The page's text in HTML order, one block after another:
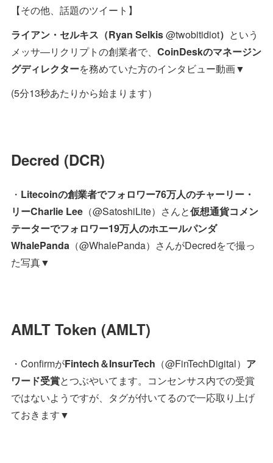
【その他、話題のツイート】
ライアン・セルキス（Ryan Selkis@twobitidiot） という
メッサ―リクリプトの創業者で、 CoinDeskのマネージン
グディレクターを務めていた方のインタビュー動画▼
(5分13秒あたりから始まります）
Decred (DCR)
・ Litecoinの創業者でフォロワー76万人のチャーリー・
リーCharlie Lee （@SatoshiLite）さんと仮想通貨コメン
テーターでフォロワー19万人のホエールパンダ
WhalePanda （@WhalePanda）さんがDecredをで撮っ
た写真▼
AMLT Token (AMLT)
・ConfirmがFintech＆InsurTech （@FinTechDigital） ア
ワード受賞とつぶやいてます。コンセンサス内での受賞
ではないようですが、タグが付いてるので一応取り上げ
ておきます▼